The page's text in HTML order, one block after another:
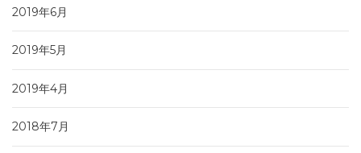
2019年6月
2019年5月
2019年4月
2018年7月